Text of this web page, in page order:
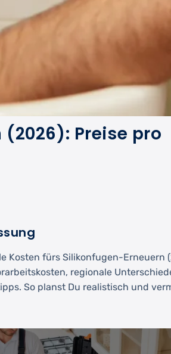
Preise pro
Kosten fürs Silikonfugen-Erneuern
regionale
So planst Du realistisch und